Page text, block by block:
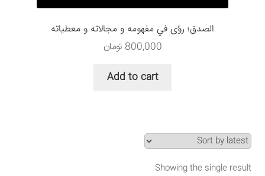
قوانین و مقررات
الصدق؛ رؤى في مفهومه و مجالاته و معطياته
800,000 تومان
Add to cart
Showing the single result